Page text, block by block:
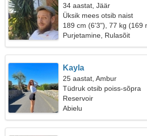
34 aastat, Jäär
Üksik mees otsib naist
189 cm (6'3"), 77 kg (169
Purjetamine, Rulasõit
Kayla
25 aastat, Ambur
Tüdruk otsib poiss-sõpra
Reservoir
Abielu